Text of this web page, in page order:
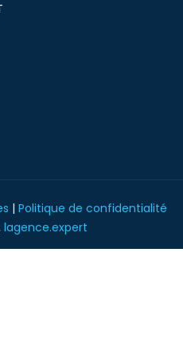
| Politique de confidentialité
lagence.expert